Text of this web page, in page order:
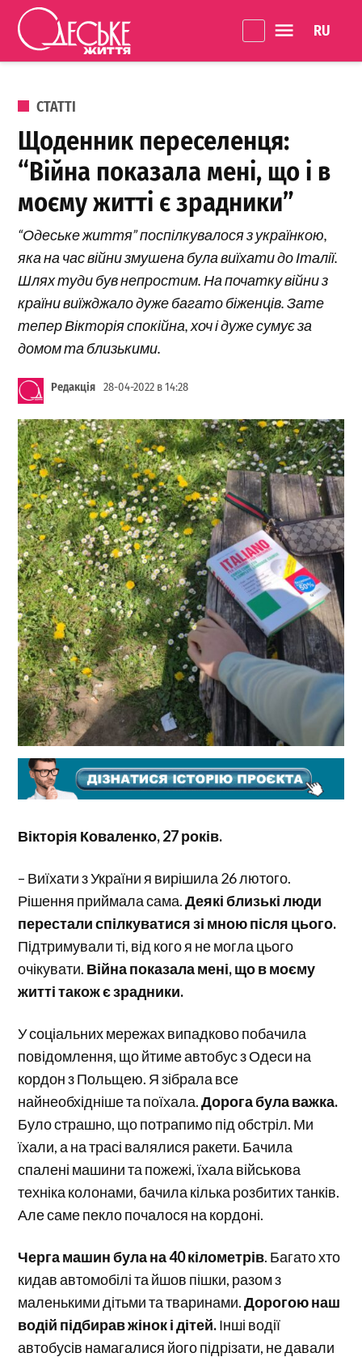
Перейти до вмісту
Життя
ОПУБЛІКОВАНО В
СТАТТІ
Щоденник переселенця:
“Війна показала мені, що і в
моєму житті є зрадники”
“Одеське життя” поспілкувалося з українкою,
яка на час війни змушена була виїхати до Італії.
Шлях туди був непростим. На початку війни з
країни виїжджало дуже багато біженців. Зате
тепер Вікторія спокійна, хоч і дуже сумує за
домом та близькими.
Редакція 28-04-2022 в 14:28
Вікторія Коваленко, 27 років.
– Виїхати з України я вирішила 26 лютого.
Рішення приймала сама.Деякі близькі люди
перестали спілкуватися зі мною після цього.
Підтримували ті, від кого я не могла цього
очікувати. Війна показала мені, що в моєму
житті також є зрадники.
У соціальних мережах випадково побачила
повідомлення, що йтиме автобус з Одеси на
кордон з Польщею. Я зібрала все
найнеобхідніше та поїхала.Дорога була важка.
Було страшно, що потрапимо під обстріл. Ми
їхали, а на трасі валялися ракети. Бачила
спалені машини та пожежі, їхала військова
техніка колонами, бачила кілька розбитих танків.
Але саме пекло почалося на кордоні.
Черга машин була на 40 кілометрів. Багато хто
кидав автомобілі та йшов пішки, разом з
маленькими дітьми та тваринами.Дорогою наш
водій підбирав жінок і дітей.Інші водії
автобусів намагалися його підрізати, не давали